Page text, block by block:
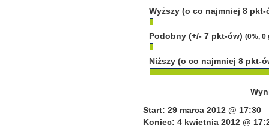
Wyższy (o co najmniej 8
Podobny (+/- 7 pkt-ów) (0%, 0
Niższy (o co najmniej 8 pkt-
Start: 29 marca 2012 @ 17:30
Koniec: 4 kwietnia 2012 @